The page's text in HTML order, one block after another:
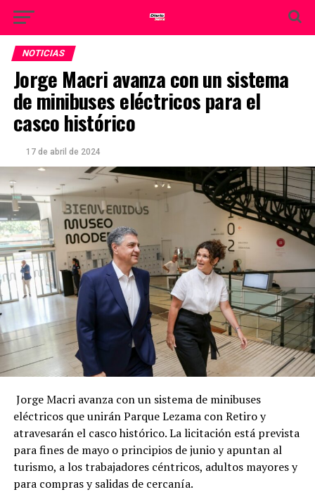
NOTICIAS
Jorge Macri avanza con un sistema
de minibuses eléctricos para el
casco histórico
17 de abril de 2024
Jorge Macri avanza con un sistema de minibuses
eléctricos que unirán Parque Lezama con Retiro y
atravesarán el casco histórico. La licitación está prevista
para fines de mayo o principios de junio y apuntan al
turismo, a los trabajadores céntricos, adultos mayores y
para compras y salidas de cercanía.